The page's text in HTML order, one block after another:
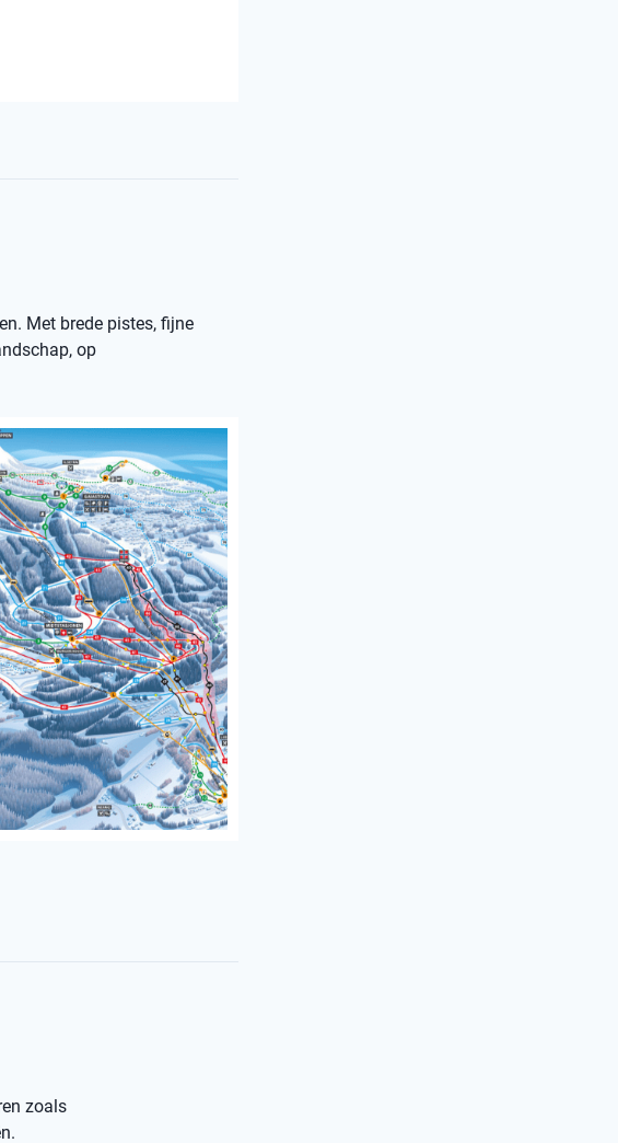
Met brede pistes, fijne
op
zoals